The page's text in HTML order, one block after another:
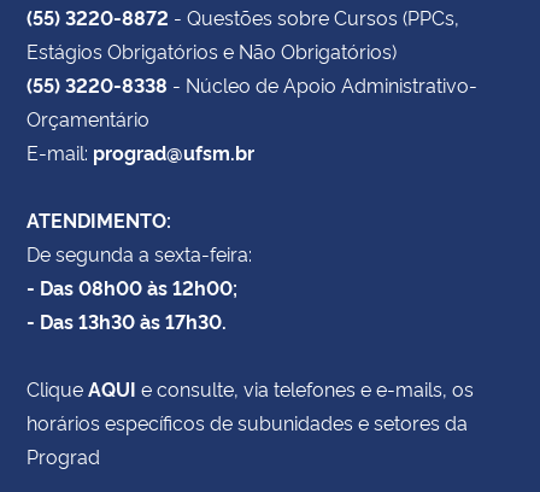
(55) 3220-8872 - Questões sobre Cursos (PPCs,
Estágios Obrigatórios e Não Obrigatórios)
(55) 3220-8338 - Núcleo de Apoio Administrativo-
Orçamentário
E-mail: prograd@ufsm.br
ATENDIMENTO:
De segunda a sexta-feira:
- Das 08h00 às 12h00;
- Das 13h30 às 17h30.
CliqueAQUI e consulte, via telefones e e-mails, os
horários específicos de subunidades e setores da
Prograd